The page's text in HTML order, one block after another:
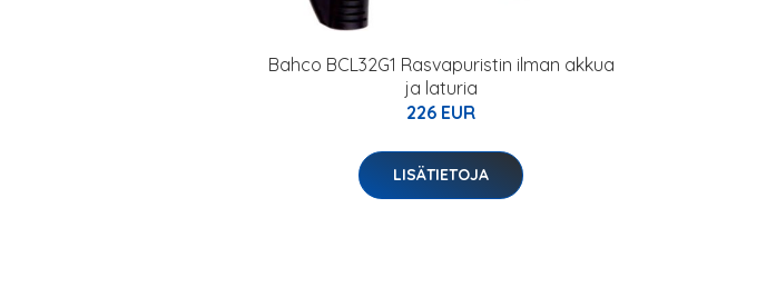
Bahco BCL32G1 Rasvapuristin ilman akkua
ja laturia
226 EUR
LISÄTIETOJA